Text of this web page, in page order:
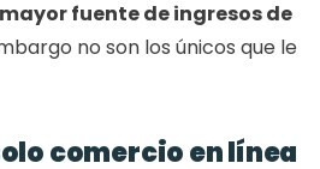
fuente de ingresos de
no son los únicos que le
comercio en línea